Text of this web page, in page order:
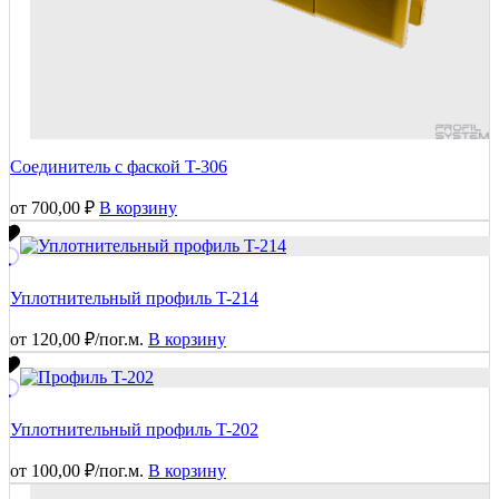
Соединитель с фаской T-306
от 700,00 ₽ В корзину
Уплотнительный профиль T-214
от 120,00 ₽/пог.м. В корзину
Уплотнительный профиль T-202
от 100,00 ₽/пог.м. В корзину